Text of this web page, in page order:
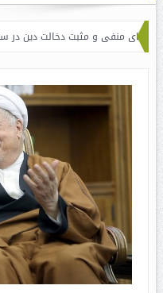
دخالت دین در سیاست تفاوت